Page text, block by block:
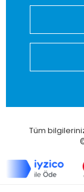
Tüm